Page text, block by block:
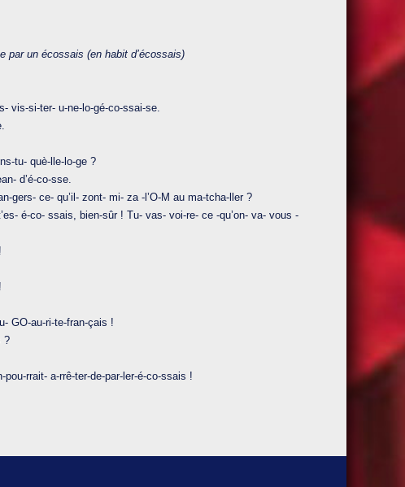
par un écossais (en habit d’écossais)
vis-si-ter- u-ne-lo-gé-co-ssai-se.
tu- què-lle-lo-ge ?
d’é-co-sse.
gers- ce- qu’il- zont- mi- za -l’O-M au ma-tcha-ller ?
é-co- ssais, bien-sûr ! Tu- vas- voi-re- ce -qu’on- va- vous -
GO-au-ri-te-fran-çais !
?
rrait- a-rrê-ter-de-par-ler-é-co-ssais !